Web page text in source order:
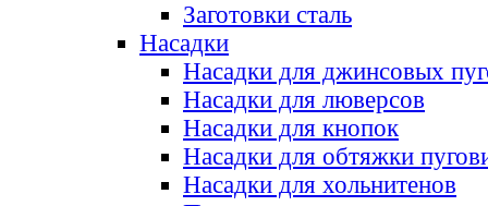
Заготовки сталь
Насадки
Насадки для джинсовых
Насадки для люверсов
Насадки для кнопок
Насадки для обтяжки
Насадки для хольнитенов